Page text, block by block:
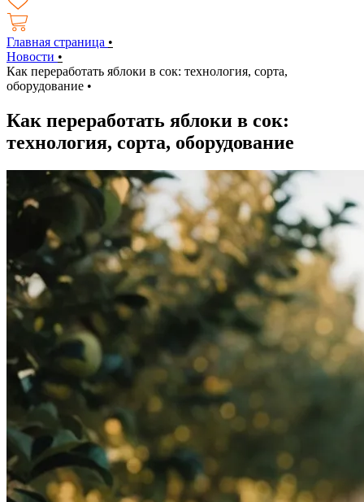
Главная страница •
Новости •
Как переработать яблоки в сок: технология, сорта,
оборудование •
Как переработать яблоки в сок:
технология, сорта, оборудование